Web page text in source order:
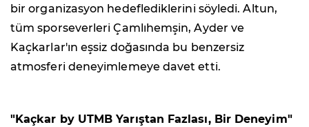
bir organizasyon hedeflediklerini söyledi. Altun,
tüm sporseverleri Çamlıhemşin, Ayder ve
Kaçkarlar'ın eşsiz doğasında bu benzersiz
atmosferi deneyimlemeye davet etti.
"Kaçkar by UTMB Yarıştan Fazlası, Bir Deneyim"